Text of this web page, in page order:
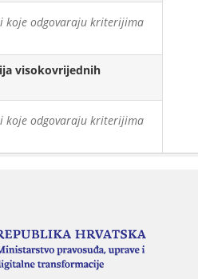
koje odgovaraju kriterijima
visokovrijednih
koje odgovaraju kriterijima